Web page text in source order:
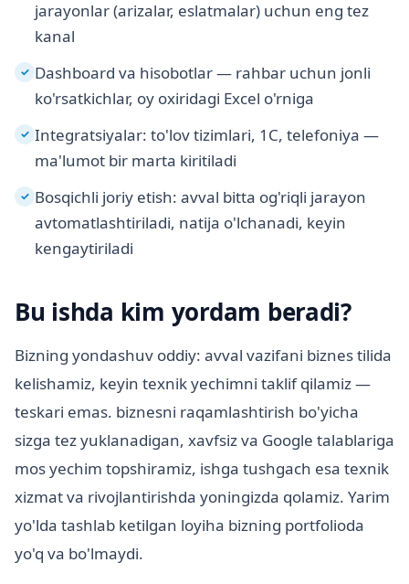
jarayonlar (arizalar, eslatmalar) uchun eng tez
kanal
✓ Dashboard va hisobotlar — rahbar uchun jonli
ko'rsatkichlar, oy oxiridagi Excel o'rniga
✓ Integratsiyalar: to'lov tizimlari, 1C, telefoniya —
ma'lumot bir marta kiritiladi
✓ Bosqichli joriy etish: avval bitta og'riqli jarayon
avtomatlashtiriladi, natija o'lchanadi, keyin
kengaytiriladi
Bu ishda kim yordam beradi?
Bizning yondashuv oddiy: avval vazifani biznes tilida
kelishamiz, keyin texnik yechimni taklif qilamiz —
teskari emas. biznesni raqamlashtirish bo'yicha
sizga tez yuklanadigan, xavfsiz va Google talablariga
mos yechim topshiramiz, ishga tushgach esa texnik
xizmat va rivojlantirishda yoningizda qolamiz. Yarim
yo'lda tashlab ketilgan loyiha bizning portfolioda
yo'q va bo'lmaydi.